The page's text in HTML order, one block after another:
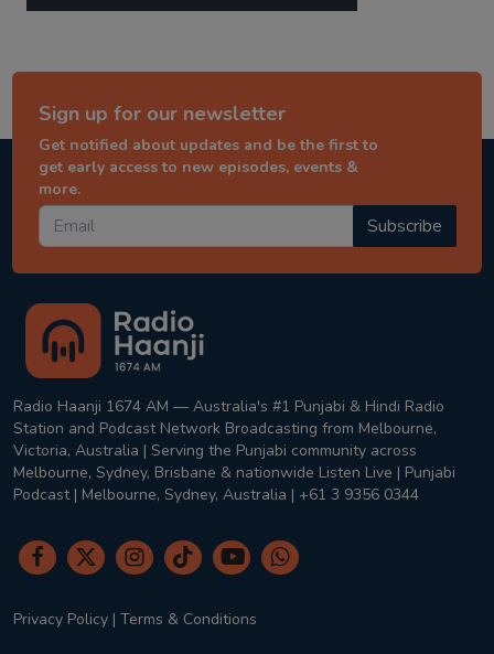
Sign up for our newsletter
Get notified about updates and be the first to
get early access to new episodes, events &
more.
Subscribe
Radio Haanji 1674 AM — Australia's #1 Punjabi & Hindi Radio
Station and Podcast Network Broadcasting from Melbourne,
Victoria, Australia | Serving the Punjabi community across
Melbourne, Sydney, Brisbane & nationwide Listen Live | Punjabi
Podcast | Melbourne, Sydney, Australia | +61 3 9356 0344
Privacy Policy | Terms & Conditions